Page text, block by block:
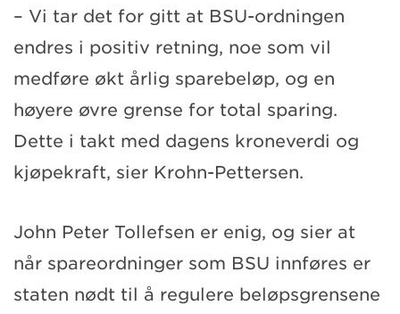
– Vi tar det for gitt at BSU-ordningen
endres i positiv retning, noe som vil
medføre økt årlig sparebeløp, og en
høyere øvre grense for total sparing.
Dette i takt med dagens kroneverdi og
kjøpekraft, sier Krohn-Pettersen.
John Peter Tollefsen er enig, og sier at
når spareordninger som BSU innføres er
staten nødt til å regulere beløpsgrensene